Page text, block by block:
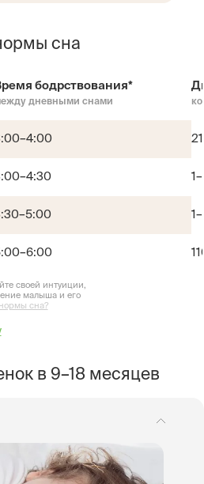
сна
бодрствования*
дневными снами
2
1
своей интуиции,
малыша и его
сна?
в 9–18 месяцев